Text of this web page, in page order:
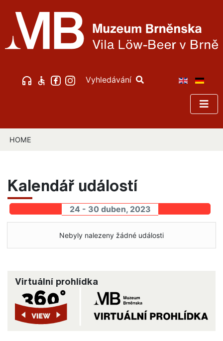
Vyhledávání
HOME
Kalendář událostí
24 - 30 duben, 2023
Nebyly nalezeny žádné události
Virtuální prohlídka